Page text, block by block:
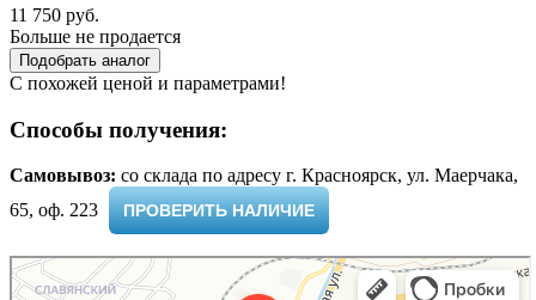
11 750 руб.
Больше не продается
Подобрать аналог
С похожей ценой и параметрами!
Способы получения:
Самовывоз: cо склада по адресу г. Красноярск, ул. Маерчака,
65, оф. 223 ​
ПРОВЕРИТЬ НАЛИЧИЕ